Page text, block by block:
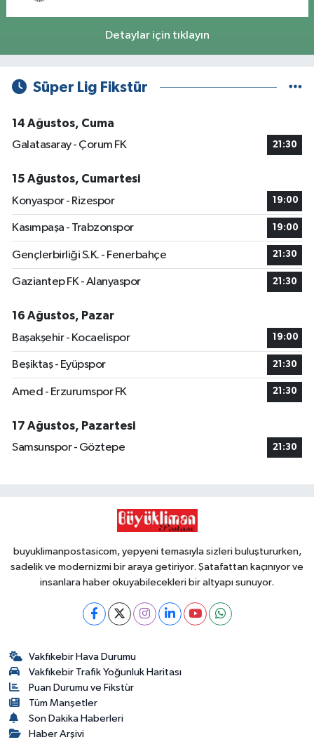
Detaylar için tıklayın
Süper Lig Fikstür
14 Ağustos, Cuma
Galatasaray - Çorum FK
21:30
15 Ağustos, Cumartesi
Konyaspor - Rizespor
19:00
Kasımpaşa - Trabzonspor 19:00
Gençlerbirliği S.K. - Fenerbahçe 21:30
Gaziantep FK - Alanyaspor 21:30
16 Ağustos, Pazar
Başakşehir - Kocaelispor
19:00
Beşiktaş - Eyüpspor 21:30
Amed - Erzurumspor FK 21:30
17 Ağustos, Pazartesi
Samsunspor - Göztepe
21:30
buyuklimanpostasicom, yepyeni temasıyla sizleri buluştururken,
sadelik ve modernizmi bir araya getiriyor. Şatafattan kaçınıyor ve
insanlara haber okuyabilecekleri bir altyapı sunuyor.
Vakfıkebir Hava Durumu
Vakfıkebir Trafik Yoğunluk Haritası
Puan Durumu ve Fikstür
Tüm Manşetler
Son Dakika Haberleri
Haber Arşivi